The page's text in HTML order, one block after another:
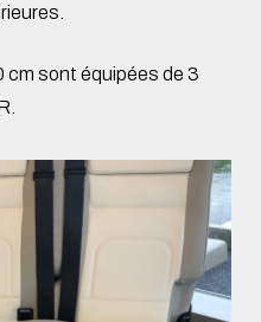
sont équipées de 3